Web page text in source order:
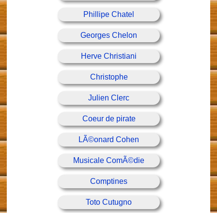
Phillipe Chatel
Georges Chelon
Herve Christiani
Christophe
Julien Clerc
Coeur de pirate
LÃ©onard Cohen
Musicale ComÃ©die
Comptines
Toto Cutugno